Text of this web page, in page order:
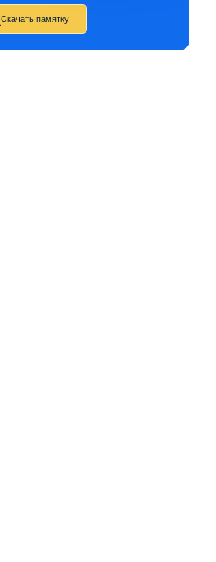
Скачать памятку